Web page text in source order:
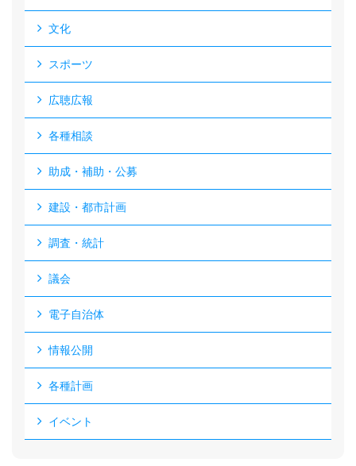
文化
スポーツ
広聴広報
各種相談
助成・補助・公募
建設・都市計画
調査・統計
議会
電子自治体
情報公開
各種計画
イベント